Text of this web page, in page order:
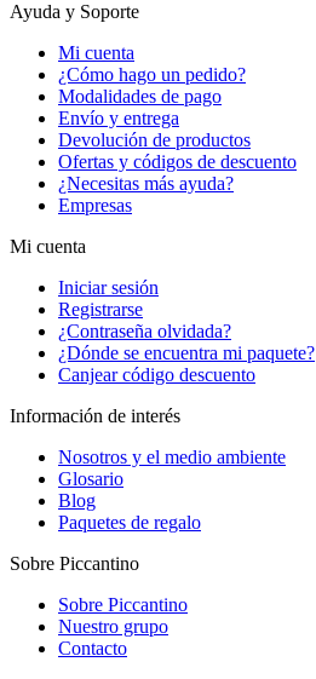
Ayuda y Soporte
Mi cuenta
¿Cómo hago un pedido?
Modalidades de pago
Envío y entrega
Devolución de productos
Ofertas y códigos de descuento
¿Necesitas más ayuda?
Empresas
Mi cuenta
Iniciar sesión
Registrarse
¿Contraseña olvidada?
¿Dónde se encuentra mi paquete?
Canjear código descuento
Información de interés
Nosotros y el medio ambiente
Glosario
Blog
Paquetes de regalo
Sobre Piccantino
Sobre Piccantino
Nuestro grupo
Contacto